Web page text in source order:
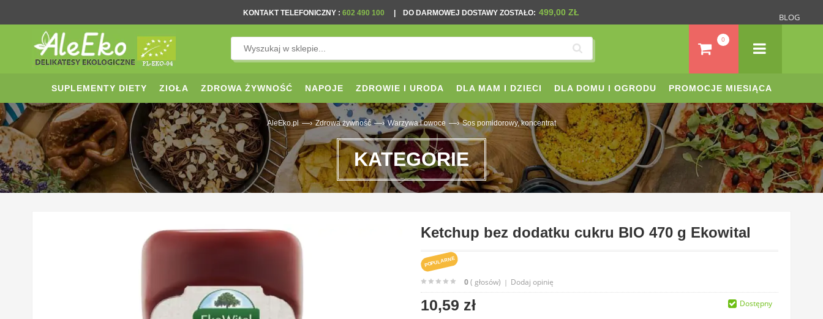
BLOG
KONTAKT TELEFONICZNY : 602 490 100 DO DARMOWEJ DOSTAWY ZOSTAŁO: 499,00 ZŁ
0
SUPLEMENTY DIETY ZIOŁA ZDROWA ŻYWNOŚĆ NAPOJE ZDROWIE I URODA DLA MAM I DZIECI DLA DOMU I OGRODU PROMOCJE MIESIĄCA
AleEko.pl —› Zdrowa żywność —› Warzywa i owoce —› Sos pomidorowy, koncentrat
KATEGORIE
Ketchup bez dodatku cukru BIO 470 g Ekowital
POPULARNE
0( głosów) | Dodaj opinię
10,59 zł Dostępny